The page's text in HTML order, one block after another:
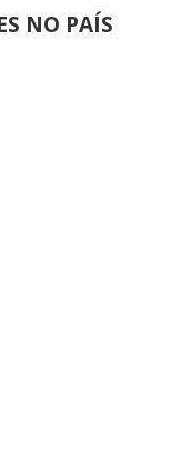
NO PAÍS